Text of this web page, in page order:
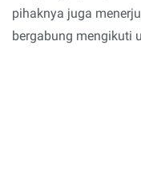
pihaknya juga
bergabung mengikuti